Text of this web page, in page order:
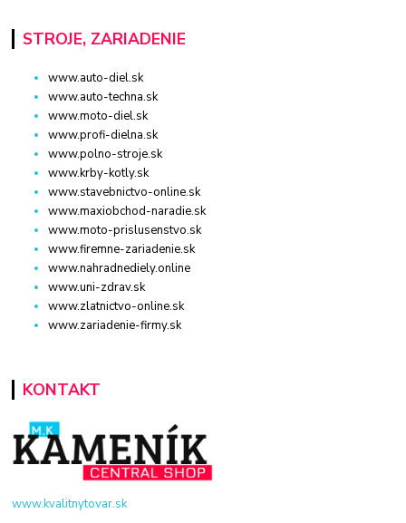
STROJE, ZARIADENIE
www.auto-diel.sk
www.auto-techna.sk
www.moto-diel.sk
www.profi-dielna.sk
www.polno-stroje.sk
www.krby-kotly.sk
www.stavebnictvo-online.sk
www.maxiobchod-naradie.sk
www.moto-prislusenstvo.sk
www.firemne-zariadenie.sk
www.nahradnediely.online
www.uni-zdrav.sk
www.zlatnictvo-online.sk
www.zariadenie-firmy.sk
KONTAKT
www.kvalitnytovar.sk